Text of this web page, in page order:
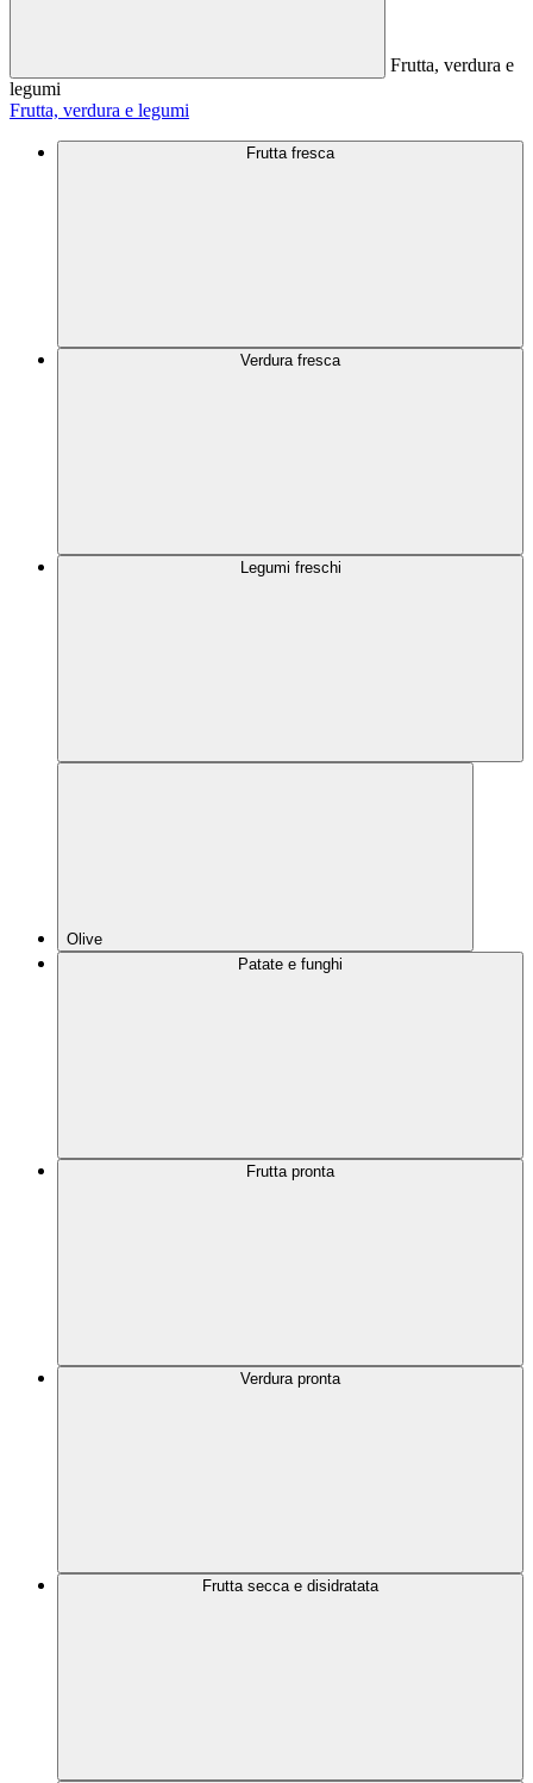
Frutta, verdura e
legumi
Frutta, verdura e legumi
Frutta fresca
Verdura fresca
Legumi freschi
Olive
Patate e funghi
Frutta pronta
Verdura pronta
Frutta secca e disidratata